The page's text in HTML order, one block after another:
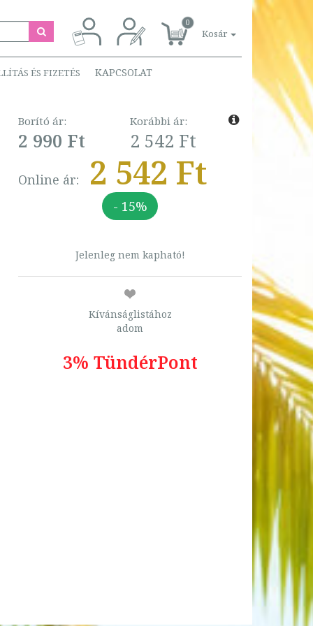
0
Kosár
ÉS FIZETÉS KAPCSOLAT
Borító ár:
2 990 Ft
Korábbi ár:
2 542 Ft
Online ár: 2 542 Ft
- 15%
Jelenleg nem kapható!
Kívánságlistához
adom
3% TündérPont